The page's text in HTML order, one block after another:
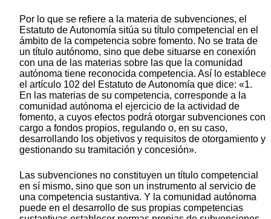
Por lo que se refiere a la materia de subvenciones, el
Estatuto de Autonomía sitúa su título competencial en el
ámbito de la competencia sobre fomento. No se trata de
un título autónomo, sino que debe situarse en conexión
con una de las materias sobre las que la comunidad
autónoma tiene reconocida competencia. Así lo establece
el artículo 102 del Estatuto de Autonomía que dice: «1.
En las materias de su competencia, corresponde a la
comunidad autónoma el ejercicio de la actividad de
fomento, a cuyos efectos podrá otorgar subvenciones con
cargo a fondos propios, regulando o, en su caso,
desarrollando los objetivos y requisitos de otorgamiento y
gestionando su tramitación y concesión».
Las subvenciones no constituyen un título competencial
en sí mismo, sino que son un instrumento al servicio de
una competencia sustantiva. Y la comunidad autónoma
puede en el desarrollo de sus propias competencias